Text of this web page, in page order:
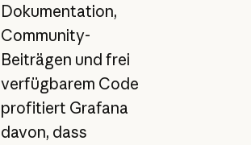
Dokumentation,
Community-
Beiträgen und frei
verfügbarem Code
profitiert Grafana
davon, dass